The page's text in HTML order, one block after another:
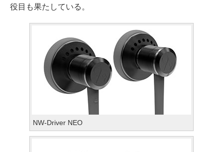
役目も果たしている。
NW-Driver NEO